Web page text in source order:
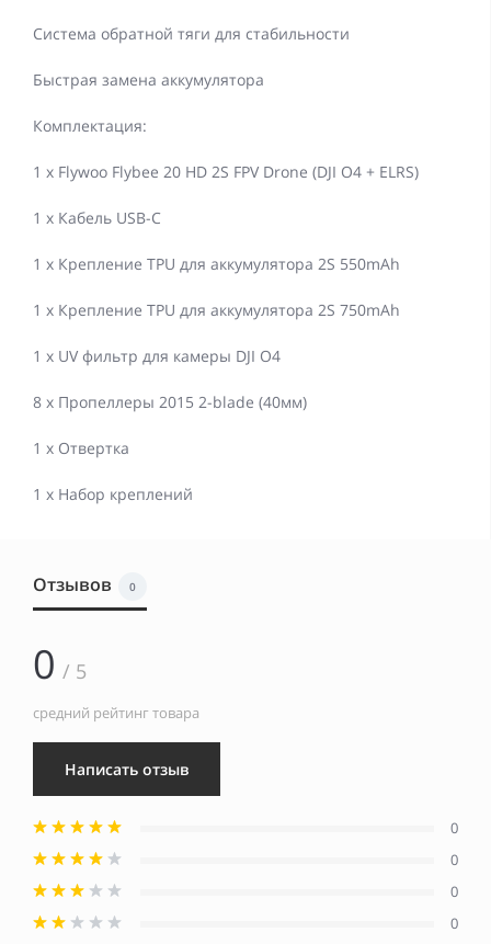
Система обратной тяги для стабильности
Быстрая замена аккумулятора
Комплектация:
1 x Flywoo Flybee 20 HD 2S FPV Drone (DJI O4 + ELRS)
1 x Кабель USB-C
1 x Крепление TPU для аккумулятора 2S 550mAh
1 x Крепление TPU для аккумулятора 2S 750mAh
1 x UV фильтр для камеры DJI O4
8 x Пропеллеры 2015 2-blade (40мм)
1 x Отвертка
1 x Набор креплений
Отзывов 0
0 / 5
средний рейтинг товара
Написать отзыв
0
0
0
0